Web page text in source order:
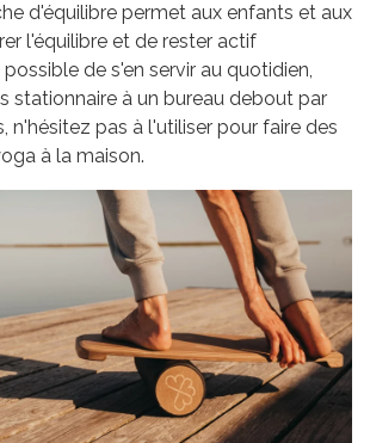
d'équilibre permet aux enfants et aux
l'équilibre et de rester actif
de s'en servir au quotidien,
stationnaire à un bureau debout par
n'hésitez pas à l'utiliser pour faire des
à la maison.